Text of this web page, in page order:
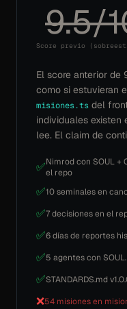
9.5/
Score previo
El score anterior de
como si estuvieran
misiones.ts del
individuales
lee. El claim de
✅Nimrod con SOUL +
el repo
✅10 seminales en
✅7 decisiones en el
✅6 días de reportes
✅5 agentes con
✅STANDARDS.md
❌54 misiones en